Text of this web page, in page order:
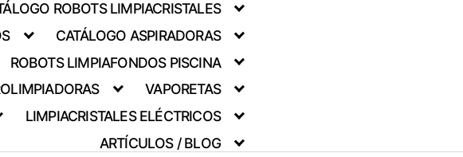
ROBOTS LIMPIACRISTALES
CATÁLOGO ASPIRADORAS
ROBOTS LIMPIAFONDOS PISCINA
VAPORETAS
LIMPIACRISTALES ELÉCTRICOS
ARTÍCULOS / BLOG